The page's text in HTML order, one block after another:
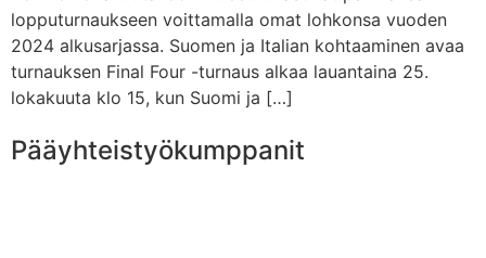
lopputurnaukseen voittamalla omat lohkonsa vuoden
2024 alkusarjassa. Suomen ja Italian kohtaaminen avaa
turnauksen Final Four -turnaus alkaa lauantaina 25.
lokakuuta klo 15, kun Suomi ja […]
Pääyhteistyökumppanit